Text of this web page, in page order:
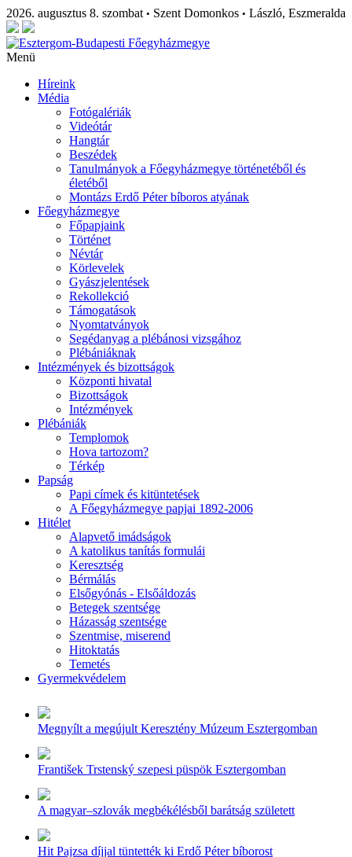
2026. augusztus 8. szombat • Szent Domonkos • László, Eszmeralda
Menü
Híreink
Média
Fotógalériák
Videótár
Hangtár
Beszédek
Tanulmányok a Főegyházmegye történetéből és
életéből
Montázs Erdő Péter bíboros atyának
Főegyházmegye
Főpapjaink
Történet
Névtár
Körlevelek
Gyászjelentések
Rekollekció
Támogatások
Nyomtatványok
Segédanyag a plébánosi vizsgához
Plébániáknak
Intézmények és bizottságok
Központi hivatal
Bizottságok
Intézmények
Plébániák
Templomok
Hova tartozom?
Térkép
Papság
Papi címek és kitüntetések
A Főegyházmegye papjai 1892-2006
Hitélet
Alapvető imádságok
A katolikus tanítás formulái
Keresztség
Bérmálás
Elsőgyónás - Elsőáldozás
Betegek szentsége
Házasság szentsége
Szentmise, miserend
Hitoktatás
Temetés
Gyermekvédelem
Megnyílt a megújult Keresztény Múzeum Esztergomban
František Trstenský szepesi püspök Esztergomban
A magyar–szlovák megbékélésből barátság született
Hit Pajzsa díjjal tüntették ki Erdő Péter bíborost